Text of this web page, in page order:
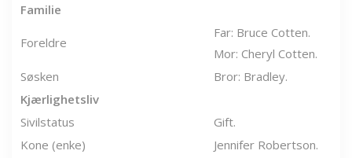
Familie
Foreldre
Far: Bruce Cotten.
Mor: Cheryl Cotten.
Søsken
Bror: Bradley.
Kjærlighetsliv
Sivilstatus
Gift.
Kone (enke)
Jennifer Robertson.